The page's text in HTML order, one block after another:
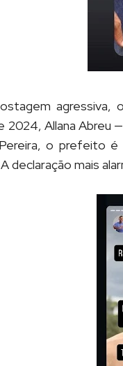
agressiva,
2024, Allana Abreu
o prefeito
declaração mais